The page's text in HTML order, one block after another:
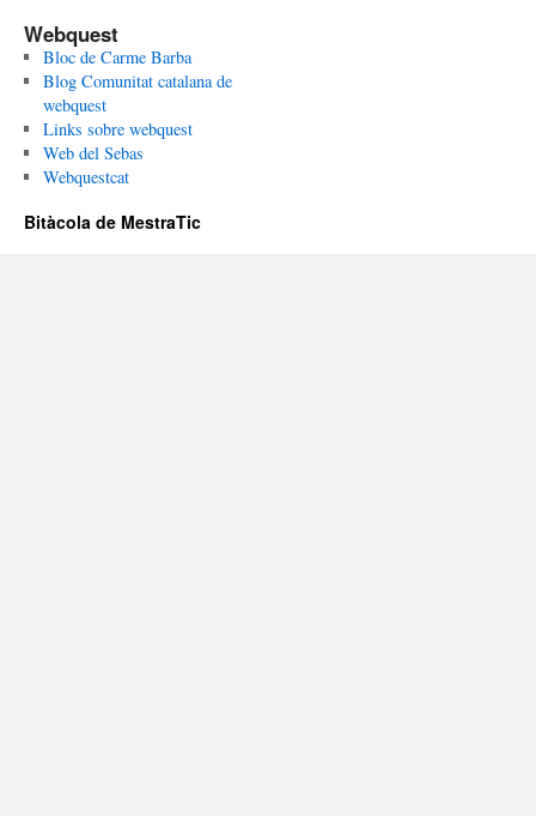
Webquest
Bloc de Carme Barba
Blog Comunitat catalana de
webquest
Links sobre webquest
Web del Sebas
Webquestcat
Bitàcola de MestraTic